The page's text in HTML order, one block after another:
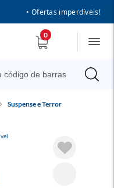
• Ofertas imperdíveis!
0
Suspense e Terror